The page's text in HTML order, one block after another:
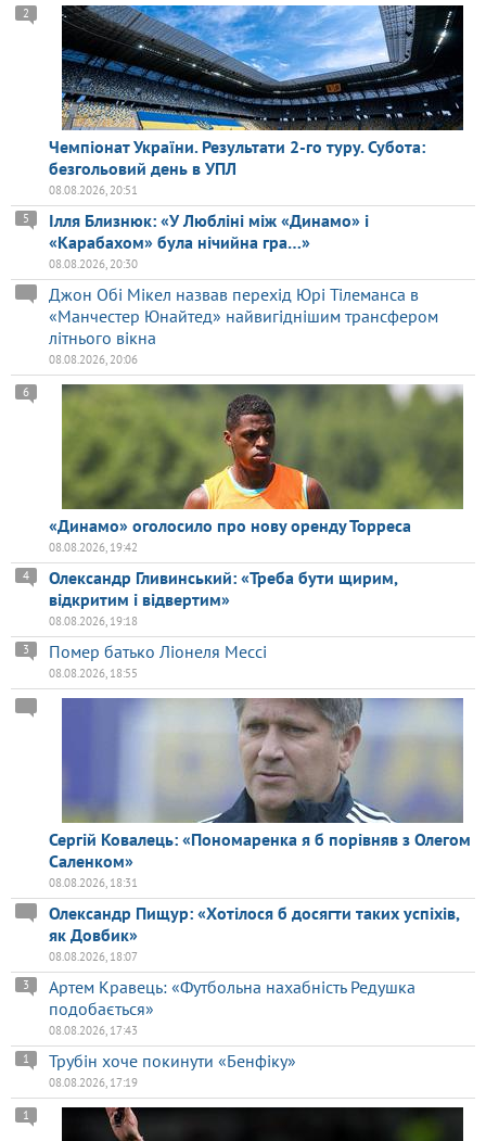
Чемпіонат України. Результати 2-го туру. Субота:
безгольовий день в УПЛ
2
08.08.2026, 20:51
Ілля Близнюк: «У Любліні між «Динамо» і
«Карабахом» була нічийна гра…»
5
08.08.2026, 20:30
Джон Обі Мікел назвав перехід Юрі Тілеманса в
«Манчестер Юнайтед» найвигіднішим трансфером
літнього вікна
08.08.2026, 20:06
«Динамо» оголосило про нову оренду Торреса
6
08.08.2026, 19:42
Олександр Гливинський: «Треба бути щирим,
відкритим і відвертим»
4
08.08.2026, 19:18
Помер батько Ліонеля Мессі
3
08.08.2026, 18:55
Сергій Ковалець: «Пономаренка я б порівняв з Олегом
Саленком»
08.08.2026, 18:31
Олександр Пищур: «Хотілося б досягти таких успіхів,
як Довбик»
08.08.2026, 18:07
Артем Кравець: «Футбольна нахабність Редушка
подобається»
3
08.08.2026, 17:43
Трубін хоче покинути «Бенфіку»
1
08.08.2026, 17:19
1